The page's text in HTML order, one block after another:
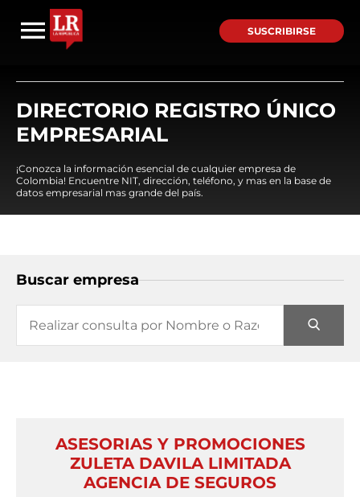
SUSCRIBIRSE
DIRECTORIO REGISTRO ÚNICO
EMPRESARIAL
¡Conozca la información esencial de cualquier empresa de
Colombia! Encuentre NIT, dirección, teléfono, y mas en la base de
datos empresarial mas grande del país.
Buscar empresa
ASESORIAS Y PROMOCIONES
ZULETA DAVILA LIMITADA
AGENCIA DE SEGUROS